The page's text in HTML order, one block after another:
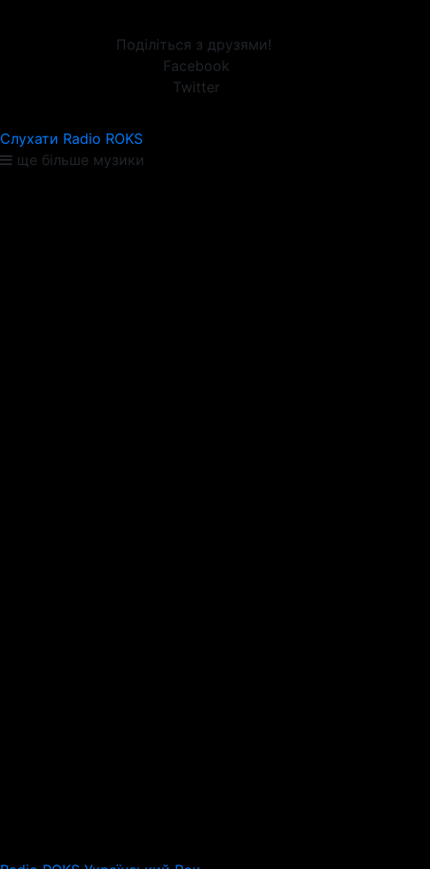
Поділіться з друзями!
Facebook
Twitter
Слухати Radio ROKS
ще більше музики